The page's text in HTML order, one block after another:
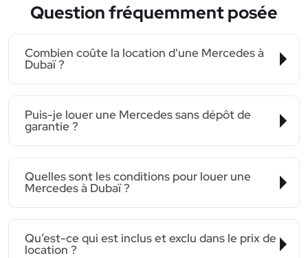
Question fréquemment posée
Combien coûte la location d'une Mercedes à
Dubaï ?
Puis-je louer une Mercedes sans dépôt de
garantie ?
Quelles sont les conditions pour louer une
Mercedes à Dubaï ?
Qu’est-ce qui est inclus et exclu dans le prix de
location ?